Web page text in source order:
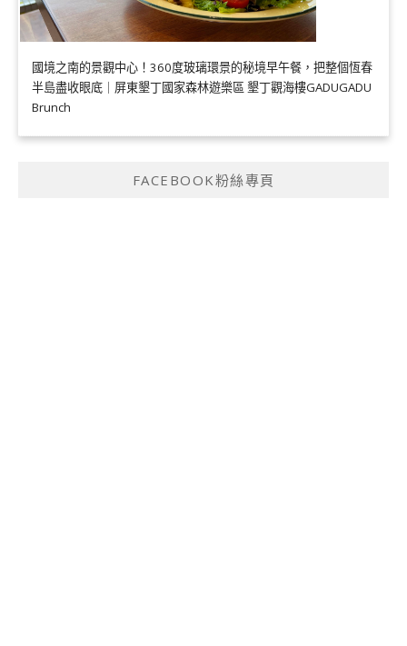
國境之南的景觀中心！360度玻璃環景的秘境早午餐，把整個恆春
半島盡收眼底｜屏東墾丁國家森林遊樂區 墾丁觀海樓GADUGADU
Brunch
FACEBOOK粉絲專頁